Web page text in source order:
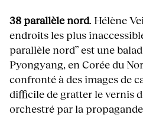
38 parallèle nord. Hélène
endroits les plus
parallèle nord” est une
Pyongyang, en Corée du
confronté à des images de
difficile de gratter le vernis
orchestré par la